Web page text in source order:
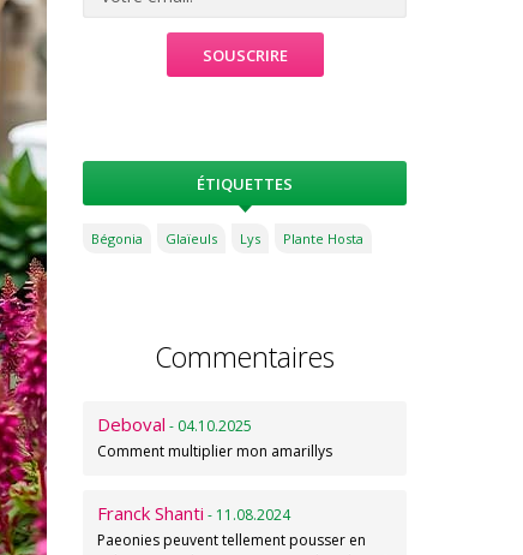
ÉTIQUETTES
Bégonia Glaïeuls Lys Plante Hosta
Commentaires
Deboval - 04.10.2025
Comment multiplier mon amarillys
Franck Shanti - 11.08.2024
Paeonies peuvent tellement pousser en